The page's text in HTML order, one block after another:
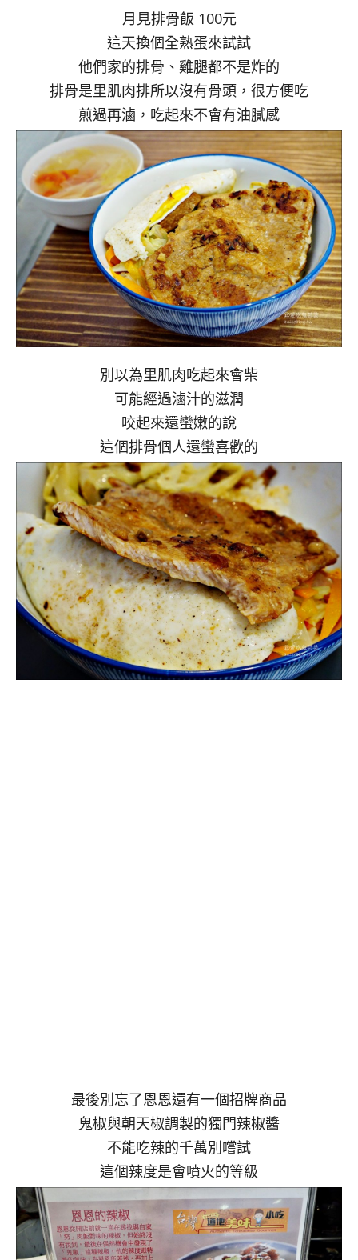
月見排骨飯 100元
這天換個全熟蛋來試試
他們家的排骨、雞腿都不是炸的
排骨是里肌肉排所以沒有骨頭，很方便吃
煎過再滷，吃起來不會有油膩感
別以為里肌肉吃起來會柴
可能經過滷汁的滋潤
咬起來還蠻嫩的說
這個排骨個人還蠻喜歡的
最後別忘了恩恩還有一個招牌商品
鬼椒與朝天椒調製的獨門辣椒醬
不能吃辣的千萬別嚐試
這個辣度是會噴火的等級